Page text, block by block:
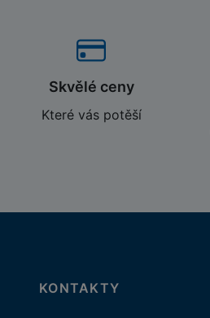
Skvělé ceny
Které vás potěší
KONTAKTY